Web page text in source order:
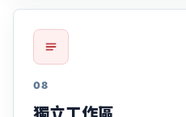
08